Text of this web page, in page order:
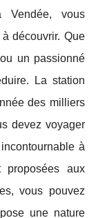
Vendée, vous
découvrir. Que
un passionné
La station
des milliers
devez voyager
à
proposées aux
vous pouvez
une nature